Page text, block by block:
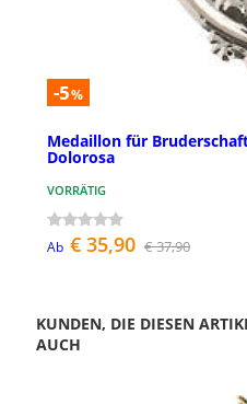
-5%
Medaillon für
Dolorosa
VORRÄTIG
Ab € 35,90 € 37,90
KUNDEN, DIE DIESEN
AUCH